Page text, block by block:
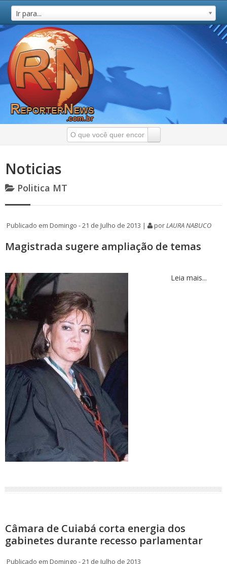
Ir para...
Noticias
Politica MT
Publicado em Domingo - 21 de Julho de 2013 | porLAURA NABUCO
Magistrada sugere ampliação de temas
Leia mais...
Câmara de Cuiabá corta energia dos
gabinetes durante recesso parlamentar
Publicado em Domingo - 21 de Julho de 2013